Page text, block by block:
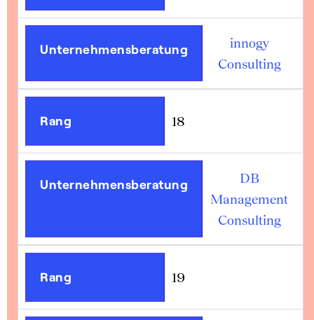
Unternehmensberatung
innogy
Consulting
Rang 18
Unternehmensberatung
DB
Management
Consulting
Rang 19